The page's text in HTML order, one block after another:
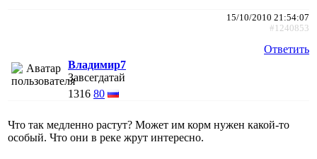
15/10/2010 21:54:07
#1240853
Ответить
Владимир7
Завсегдатай
1316 80
Что так медленно растут? Может им корм нужен какой-то
особый. Что они в реке жрут интересно.